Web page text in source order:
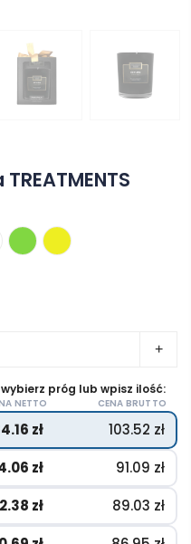
+
próg lub wpisz ilość:
NETTO CENA BRUTTO
zł 103.52 zł
zł 91.09 zł
zł 89.03 zł